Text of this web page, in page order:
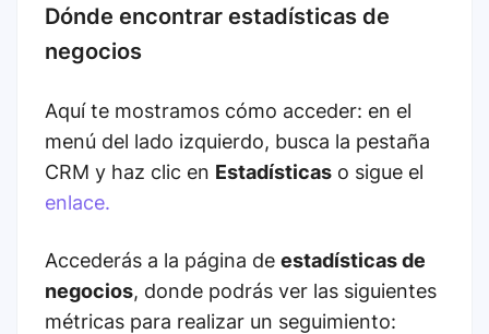
Dónde encontrar estadísticas de
negocios
Aquí te mostramos cómo acceder: en el
menú del lado izquierdo, busca la pestaña
CRM y haz clic en Estadísticas o sigue el
enlace.
Accederás a la página de estadísticas de
negocios, donde podrás ver las siguientes
métricas para realizar un seguimiento: